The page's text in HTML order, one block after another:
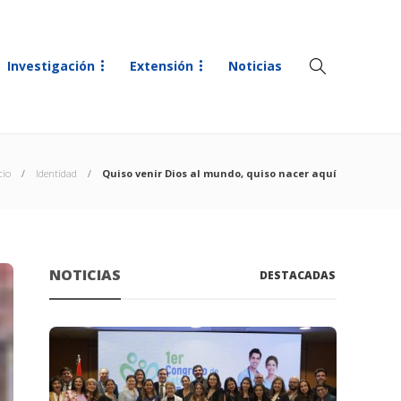
Investigación Extensión Noticias
Identidad Quiso venir Dios al mundo, quiso nacer aquí
NOTICIAS DESTACADAS